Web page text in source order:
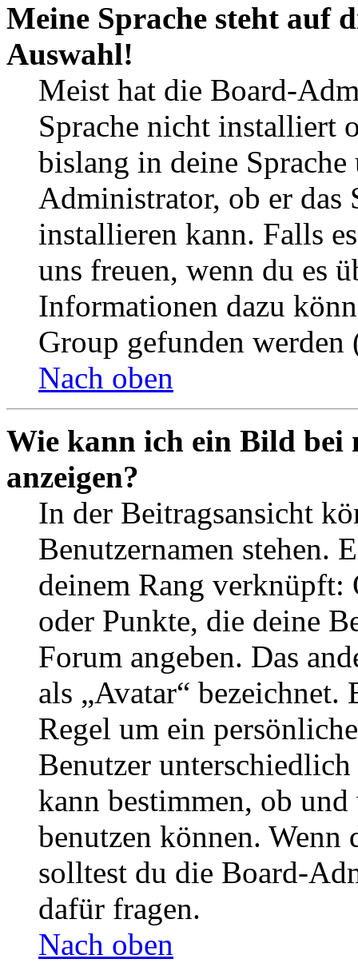
Meine Sprache steht auf
Auswahl!
Meist hat die Board-
Sprache nicht installiert
bislang in deine
Administrator, ob er das
installieren kann. Falls
uns freuen, wenn du es
Informationen dazu
Group gefunden
Nach oben
Wie kann ich ein Bild bei
anzeigen?
In der Beitragsansicht
Benutzernamen stehen.
deinem Rang verknüpft:
oder Punkte, die deine
Forum angeben. Das
als „Avatar“
Regel um ein
Benutzer
kann bestimmen, ob
benutzen können. Wenn
solltest du die Board-
dafür fragen.
Nach oben